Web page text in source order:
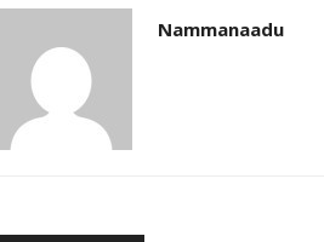
Nammanaadu